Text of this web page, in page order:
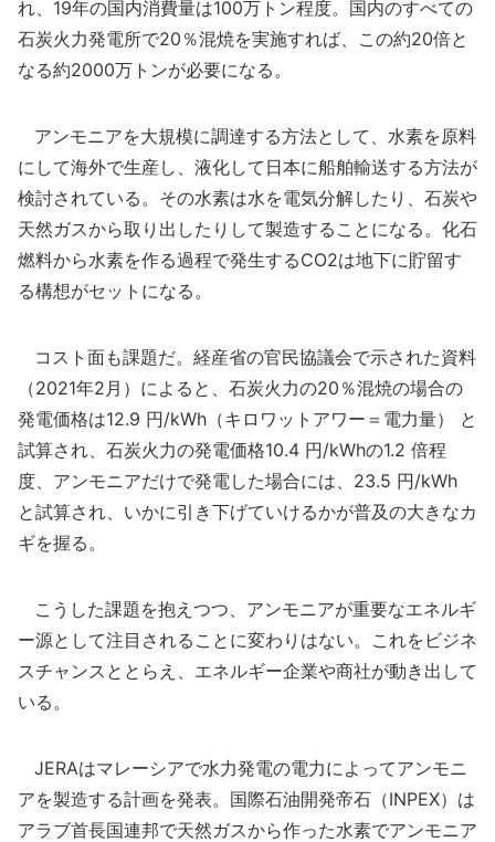
れ、19年の国内消費量は100万トン程度。国内のすべての
石炭火力発電所で20％混焼を実施すれば、この約20倍と
なる約2000万トンが必要になる。
アンモニアを大規模に調達する方法として、水素を原料
にして海外で生産し、液化して日本に船舶輸送する方法が
検討されている。その水素は水を電気分解したり、石炭や
天然ガスから取り出したりして製造することになる。化石
燃料から水素を作る過程で発生するCO2は地下に貯留す
る構想がセットになる。
コスト面も課題だ。経産省の官民協議会で示された資料
（2021年2月）によると、石炭火力の20％混焼の場合の
発電価格は12.9 円/kWh（キロワットアワー＝電力量） と
試算され、石炭火力の発電価格10.4 円/kWhの1.2 倍程
度、アンモニアだけで発電した場合には、23.5 円/kWh
と試算され、いかに引き下げていけるかが普及の大きなカ
ギを握る。
こうした課題を抱えつつ、アンモニアが重要なエネルギ
ー源として注目されることに変わりはない。これをビジネ
スチャンスととらえ、エネルギー企業や商社が動き出して
いる。
JERAはマレーシアで水力発電の電力によってアンモニ
アを製造する計画を発表。国際石油開発帝石（INPEX）は
アラブ首長国連邦で天然ガスから作った水素でアンモニア